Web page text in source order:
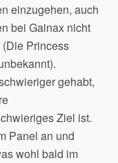
einzugehen, auch
bei Gainax nicht
Princess
gehabt,
Ziel ist.
Panel an und
wohl bald im